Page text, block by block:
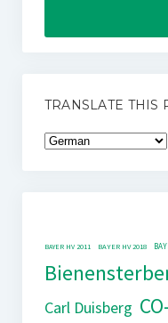
TRANSLATE THIS
BAYER HV 2011 BAYER HV 2018
Carl Duisberg